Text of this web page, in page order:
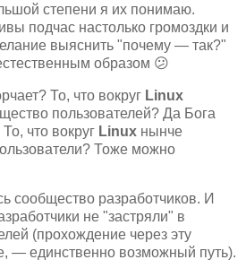
степени я их понимаю.
подчас настолько громоздки и
выяснить "почему — так?"
образом 😕
То, что вокруг Linux
пользователей? Да Бога
что вокруг Linux нынче
Тоже можно
сообщество разработчиков. И
не "застряли" в
(прохождение через эту
— единственно возможный путь).